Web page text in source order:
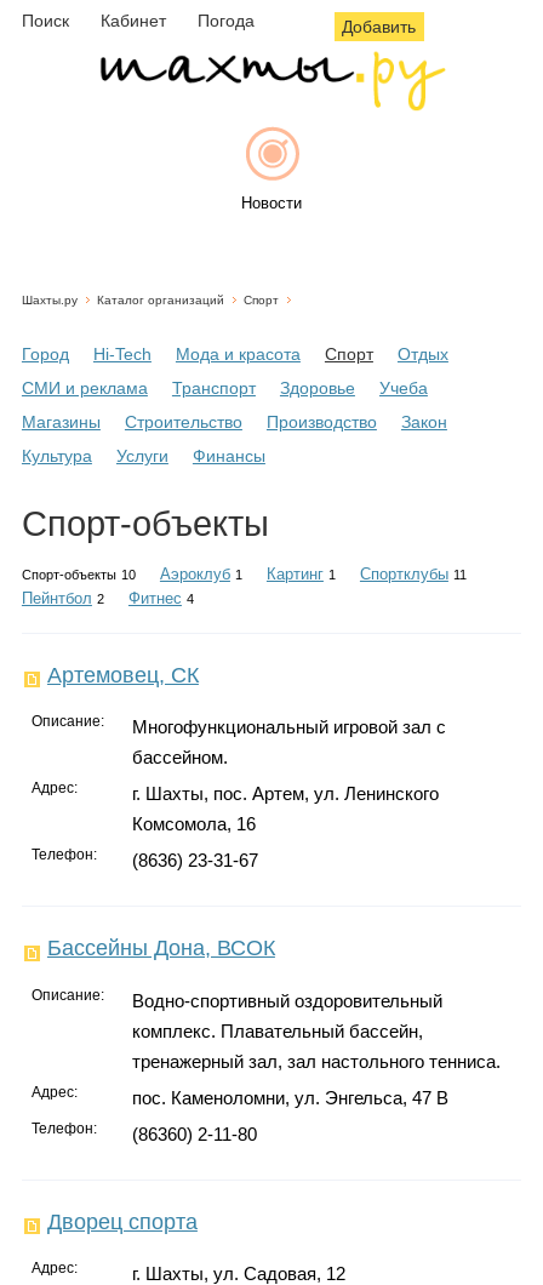
Поиск Кабинет Погода Добавить
Новости
Объявления
Фотогалерея
Шахты.ру Каталог организаций Спорт
Город Hi-Tech Мода и красота Спорт
Отдых
СМИ и реклама
Транспорт Здоровье
Учеба
Магазины
Строительство Производство
Закон
Культура
Услуги Финансы
Спорт-объекты
Спорт-объекты 10 Аэроклуб 1 Картинг 1 Спортклубы 11
Пейнтбол 2 Фитнес 4
Артемовец, СК
Описание:
Многофункциональный игровой зал с
бассейном.
Адрес:
г. Шахты, пос. Артем, ул. Ленинского
Комсомола, 16
Телефон: (8636) 23-31-67
Бассейны Дона, ВСОК
Описание:
Водно-спортивный оздоровительный
комплекс. Плавательный бассейн,
тренажерный зал, зал настольного тенниса.
Адрес: пос. Каменоломни, ул. Энгельса, 47 В
Телефон: (86360) 2-11-80
Дворец спорта
Адрес: г. Шахты, ул. Садовая, 12